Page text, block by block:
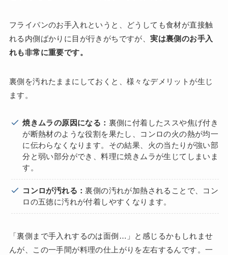
フライパンのお手入れというと、どうしても食材が直接触
れる内側ばかりに目が行きがちですが、実は裏側のお手入
れも非常に重要です。
裏側を汚れたままにしておくと、様々なデメリットが生じ
ます。
焼きムラの原因になる： 裏側に付着したススや焦げ付き
が断熱材のような役割を果たし、コンロの火の熱が均一
に伝わらなくなります。その結果、火の当たりが強い部
分と弱い部分ができ、料理に焼きムラが生じてしまいま
す。
コンロが汚れる：裏側の汚れが加熱されることで、コン
ロの五徳に汚れが付着しやすくなります。
「裏側まで手入れするのは面倒…」と感じるかもしれませ
んが、この一手間が料理の仕上がりを左右するんです。一